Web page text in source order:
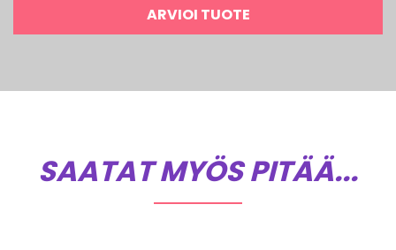
ARVIOI TUOTE
SAATAT MYÖS PITÄÄ...